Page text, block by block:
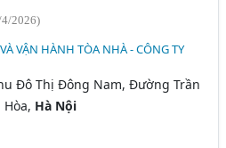
2026)
VẬN HÀNH TÒA NHÀ - CÔNG TY
Đô Thị Đông Nam, Đường Trần
Hà Nội